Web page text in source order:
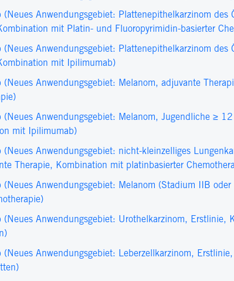
(Neues Anwendungsgebiet: Plattenepithelkarzinom des
mit Platin- und Fluoropyrimidin-basierter
(Neues Anwendungsgebiet: Plattenepithelkarzinom des
mit Ipilimumab)
(Neues Anwendungsgebiet: Melanom, adjuvante
(Neues Anwendungsgebiet: Melanom, Jugendliche ≥
mit Ipilimumab)
(Neues Anwendungsgebiet: nicht-kleinzelliges
Therapie, Kombination mit platinbasierter
(Neues Anwendungsgebiet: Melanom (Stadium IIB
(Neues Anwendungsgebiet: Urothelkarzinom, Erstlinie,
(Neues Anwendungsgebiet: Leberzellkarzinom,